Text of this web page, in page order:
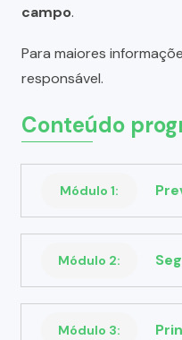
campo.
Para maiores
responsável.
Conteúdo
Módulo 1:
Módulo 2:
Módulo 3: